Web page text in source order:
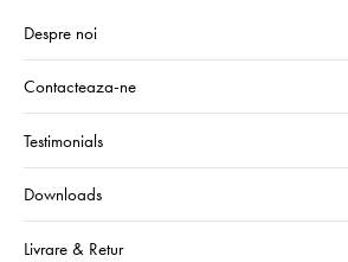
Despre noi
Contacteaza-ne
Testimonials
Downloads
Livrare & Retur